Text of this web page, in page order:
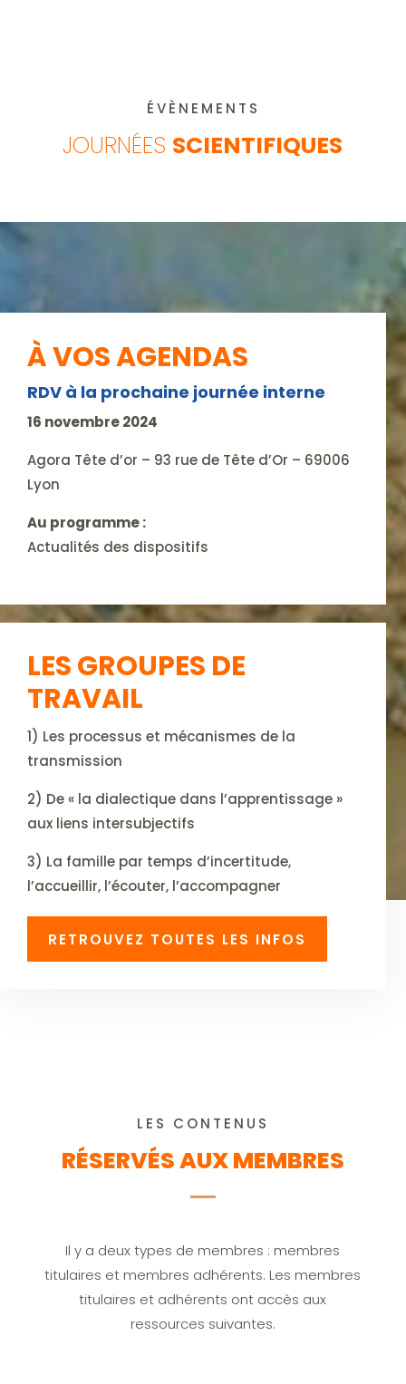
ÉVÈNEMENTS
JOURNÉES SCIENTIFIQUES
À VOS AGENDAS
RDV à la prochaine journée interne
16 novembre 2024
Agora Tête d’or – 93 rue de Tête d’Or – 69006
Lyon
Au programme :
Actualités des dispositifs
LES GROUPES DE
TRAVAIL
1) Les processus et mécanismes de la
transmission
2) De « la dialectique dans l’apprentissage »
aux liens intersubjectifs
3) La famille par temps d’incertitude,
l’accueillir, l’écouter, l’accompagner
RETROUVEZ TOUTES LES INFOS
LES CONTENUS
RÉSERVÉS AUX MEMBRES
Il y a deux types de membres : membres
titulaires et membres adhérents. Les membres
titulaires et adhérents ont accès aux
ressources suivantes.